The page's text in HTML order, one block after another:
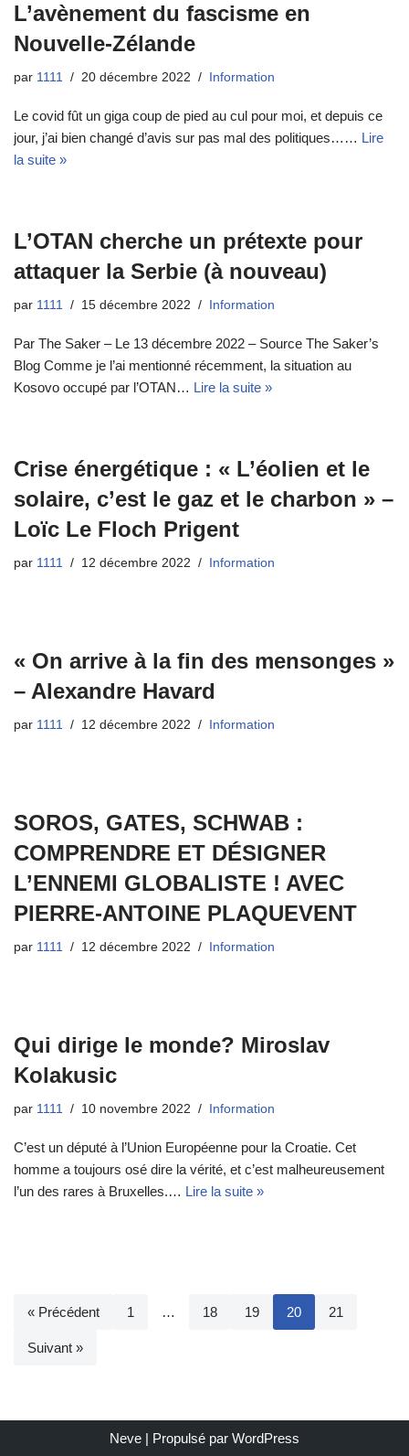
L’avènement du fascisme en
Nouvelle-Zélande
par 1111 20 décembre 2022 Information
Le covid fût un giga coup de pied au cul pour moi, et depuis ce
jour, j’ai bien changé d’avis sur pas mal des politiques…… Lire
la suite »
L’OTAN cherche un prétexte pour
attaquer la Serbie (à nouveau)
par 1111 15 décembre 2022 Information
Par The Saker – Le 13 décembre 2022 – Source The Saker’s
Blog Comme je l’ai mentionné récemment, la situation au
Kosovo occupé par l’OTAN… Lire la suite »
Crise énergétique : « L’éolien et le
solaire, c’est le gaz et le charbon » –
Loïc Le Floch Prigent
par 1111 12 décembre 2022 Information
« On arrive à la fin des mensonges »
– Alexandre Havard
par 1111 12 décembre 2022 Information
SOROS, GATES, SCHWAB :
COMPRENDRE ET DÉSIGNER
L’ENNEMI GLOBALISTE ! AVEC
PIERRE-ANTOINE PLAQUEVENT
par 1111 12 décembre 2022 Information
Qui dirige le monde? Miroslav
Kolakusic
par 1111 10 novembre 2022 Information
C’est un député à l’Union Européenne pour la Croatie. Cet
homme a toujours osé dire la vérité, et c’est malheureusement
l’un des rares à Bruxelles.… Lire la suite »
« Précédent 1 … 18 19 20 21
Suivant »
Neve | Propulsé par WordPress